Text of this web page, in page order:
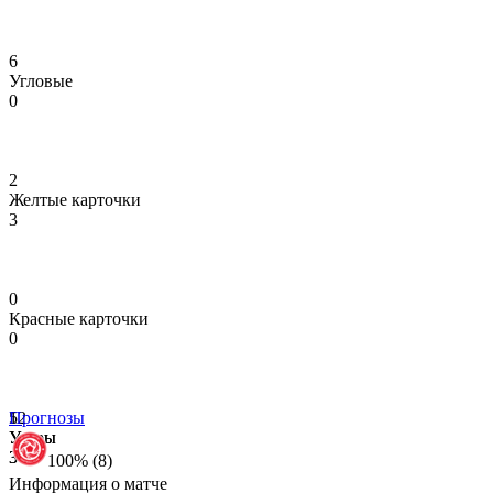
6
Угловые
0
2
Желтые карточки
3
0
Красные карточки
0
5
Удары
3
12
Удары
3
Прогнозы
100% (8)
Информация о матче